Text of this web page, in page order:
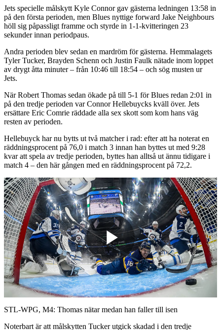
Jets specielle målskytt Kyle Connor gav gästerna ledningen 13:58 in
på den första perioden, men Blues nyttige forward Jake Neighbours
höll sig påpassligt framme och styrde in 1-1-kvitteringen 23
sekunder innan periodpaus.
Andra perioden blev sedan en mardröm för gästerna. Hemmalagets
Tyler Tucker, Brayden Schenn och Justin Faulk nätade inom loppet
av drygt åtta minuter – från 10:46 till 18:54 – och sög musten ur
Jets.
När Robert Thomas sedan ökade på till 5-1 för Blues redan 2:01 in
på den tredje perioden var Connor Hellebuycks kväll över. Jets
ersättare Eric Comrie räddade alla sex skott som kom hans väg
resten av perioden.
Hellebuyck har nu bytts ut två matcher i rad: efter att ha noterat en
räddningsprocent på 76,0 i match 3 innan han byttes ut med 9:28
kvar att spela av tredje perioden, byttes han alltså ut ännu tidigare i
match 4 – den här gången med en räddningsprocent på 72,2.
Play
Video
STL-WPG, M4: Thomas nätar medan han faller till isen
Noterbart är att målskytten Tucker utgick skadad i den tredje